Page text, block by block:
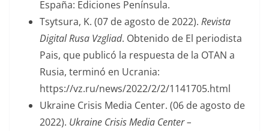
España: Ediciones Península.
Tsytsura, K. (07 de agosto de 2022). Revista
Digital Rusa Vzgliad. Obtenido de El periodista
Pais, que publicó la respuesta de la OTAN a
Rusia, terminó en Ucrania:
https://vz.ru/news/2022/2/2/1141705.html
Ukraine Crisis Media Center. (06 de agosto de
2022). Ukraine Crisis Media Center –